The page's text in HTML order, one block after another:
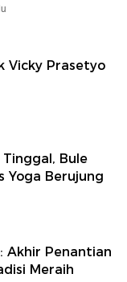
Vicky Prasetyo
Bule
Yoga Berujung
Akhir Penantian
Meraih